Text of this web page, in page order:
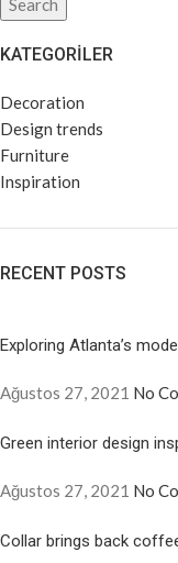
Search
KATEGORILER
Decoration
Design trends
Furniture
Inspiration
RECENT POSTS
Exploring Atlanta’s
Ağustos 27, 2021 No
Green interior design
Ağustos 27, 2021 No
Collar brings back